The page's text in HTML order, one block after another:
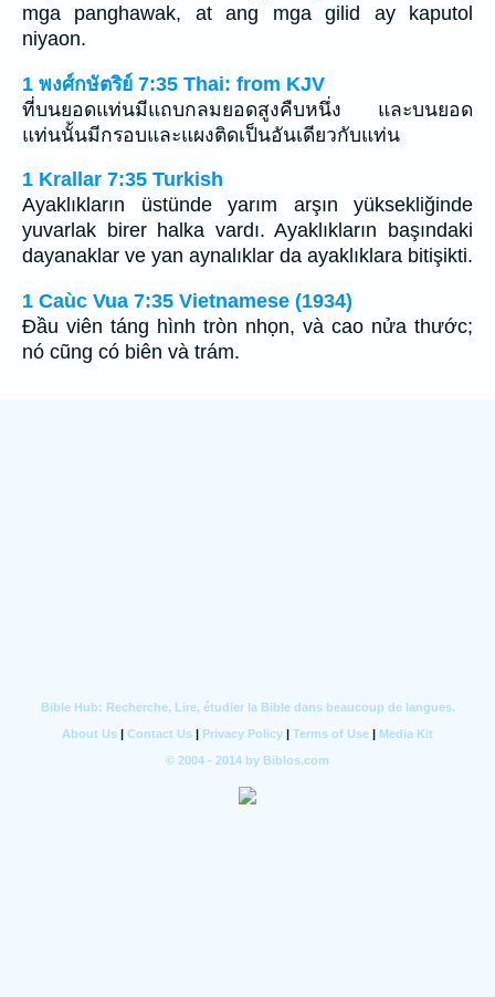
mga panghawak, at ang mga gilid ay kaputol
niyaon.
1 พงศ์กษัตริย์ 7:35 Thai: from KJV
ที่บนยอดแท่นมีแถบกลมยอดสูงคืบหนึ่ง และบนยอด
แท่นนั้นมีกรอบและแผงติดเป็นอันเดียวกับแท่น
1 Krallar 7:35 Turkish
Ayaklıkların üstünde yarım arşın yüksekliğinde
yuvarlak birer halka vardı. Ayaklıkların başındaki
dayanaklar ve yan aynalıklar da ayaklıklara bitişikti.
1 Caùc Vua 7:35 Vietnamese (1934)
Ðầu viên táng hình tròn nhọn, và cao nửa thước;
nó cũng có biên và trám.